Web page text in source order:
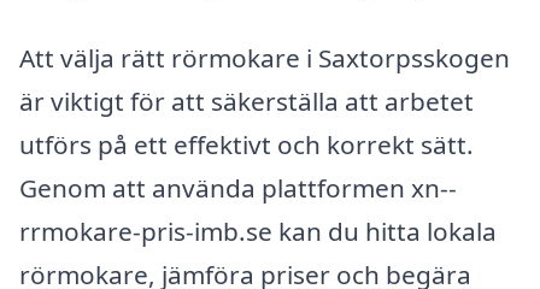
Att välja rätt rörmokare i Saxtorpsskogen
är viktigt för att säkerställa att arbetet
utförs på ett effektivt och korrekt sätt.
Genom att använda plattformen xn--
rrmokare-pris-imb.se kan du hitta lokala
rörmokare, jämföra priser och begära